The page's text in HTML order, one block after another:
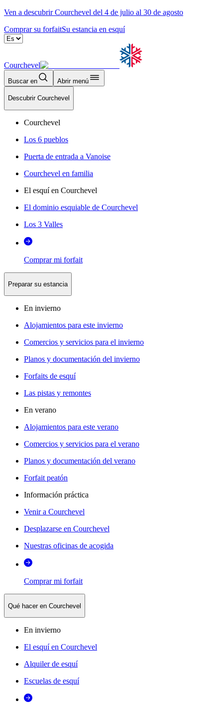
Ven a descubrir Courchevel del 4 de julio al 30 de agosto
Comprar su forfaitSu estancia en esquí
Courchevel
Buscar en Abrir menú
Descubrir Courchevel
Courchevel
Los 6 pueblos
Puerta de entrada a Vanoise
Courchevel en familia
El esquí en Courchevel
El dominio esquiable de Courchevel
Los 3 Valles
Comprar mi forfait
Preparar su estancia
En invierno
Alojamientos para este invierno
Comercios y servicios para el invierno
Planos y documentación del invierno
Forfaits de esquí
Las pistas y remontes
En verano
Alojamientos para este verano
Comercios y servicios para el verano
Planos y documentación del verano
Forfait peatón
Información práctica
Venir a Courchevel
Desplazarse en Courchevel
Nuestras oficinas de acogida
Comprar mi forfait
Qué hacer en Courchevel
En invierno
El esquí en Courchevel
Alquiler de esquí
Escuelas de esquí